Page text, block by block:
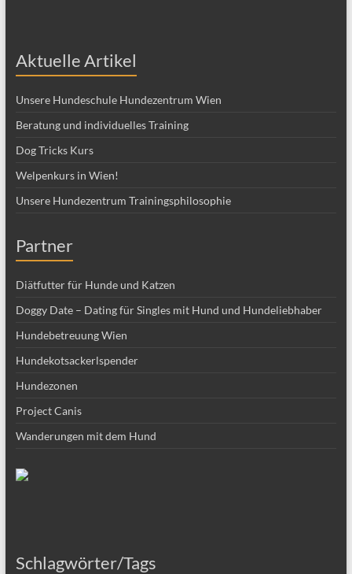
Aktuelle Artikel
Unsere Hundeschule Hundezentrum Wien
Beratung und individuelles Training
Dog Tricks Kurs
Welpenkurs in Wien!
Unsere Hundezentrum Trainingsphilosophie
Partner
Diätfutter für Hunde und Katzen
Doggy Date – Dating für Singles mit Hund und Hundeliebhaber
Hundebetreuung Wien
Hundekotsackerlspender
Hundezonen
Project Canis
Wanderungen mit dem Hund
Schlagwörter/Tags